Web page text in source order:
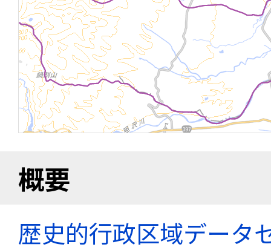
概要
歴史的行政区域データ